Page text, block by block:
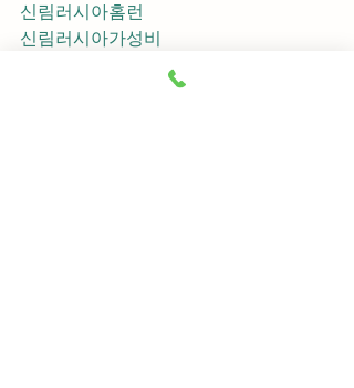
신림러시아홈런
신림러시아가성비